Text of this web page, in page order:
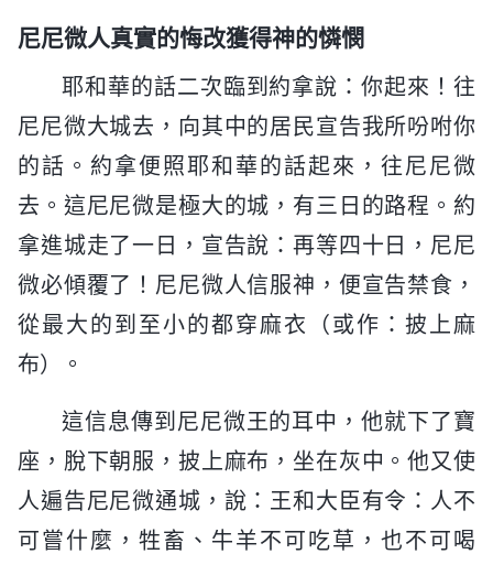
尼尼微人真實的悔改獲得神的憐憫
耶和華的話二次臨到約拿說：你起來！往
尼尼微大城去，向其中的居民宣告我所吩咐你
的話。約拿便照耶和華的話起來，往尼尼微
去。這尼尼微是極大的城，有三日的路程。約
拿進城走了一日，宣告說：再等四十日，尼尼
微必傾覆了！尼尼微人信服神，便宣告禁食，
從最大的到至小的都穿麻衣（或作：披上麻
布）。
這信息傳到尼尼微王的耳中，他就下了寶
座，脫下朝服，披上麻布，坐在灰中。他又使
人遍告尼尼微通城，說：王和大臣有令：人不
可嘗什麼，牲畜、牛羊不可吃草，也不可喝